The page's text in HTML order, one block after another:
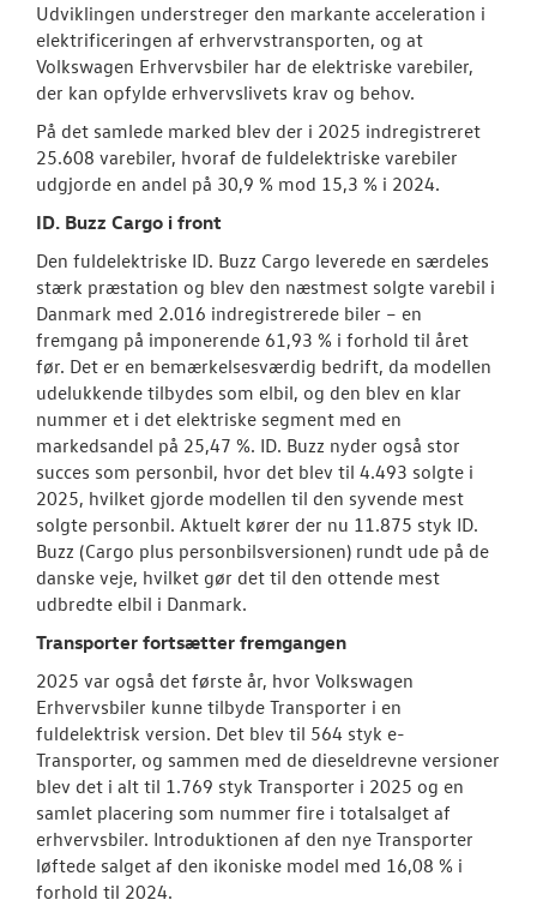
Udviklingen understreger den markante acceleration i
elektrificeringen af erhvervstransporten, og at
Volkswagen Erhvervsbiler har de elektriske varebiler,
der kan opfylde erhvervslivets krav og behov.
På det samlede marked blev der i 2025 indregistreret
25.608 varebiler, hvoraf de fuldelektriske varebiler
udgjorde en andel på 30,9 % mod 15,3 % i 2024.
ID. Buzz Cargo i front
Den fuldelektriske ID. Buzz Cargo leverede en særdeles
stærk præstation og blev den næstmest solgte varebil i
Danmark med 2.016 indregistrerede biler – en
fremgang på imponerende 61,93 % i forhold til året
før. Det er en bemærkelsesværdig bedrift, da modellen
udelukkende tilbydes som elbil, og den blev en klar
nummer et i det elektriske segment med en
markedsandel på 25,47 %. ID. Buzz nyder også stor
succes som personbil, hvor det blev til 4.493 solgte i
2025, hvilket gjorde modellen til den syvende mest
solgte personbil. Aktuelt kører der nu 11.875 styk ID.
Buzz (Cargo plus personbilsversionen) rundt ude på de
danske veje, hvilket gør det til den ottende mest
udbredte elbil i Danmark.
Transporter fortsætter fremgangen
2025 var også det første år, hvor Volkswagen
Erhvervsbiler kunne tilbyde Transporter i en
fuldelektrisk version. Det blev til 564 styk e-
Transporter, og sammen med de dieseldrevne versioner
blev det i alt til 1.769 styk Transporter i 2025 og en
samlet placering som nummer fire i totalsalget af
erhvervsbiler. Introduktionen af den nye Transporter
løftede salget af den ikoniske model med 16,08 % i
forhold til 2024.